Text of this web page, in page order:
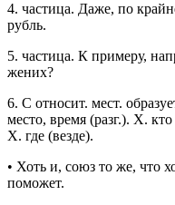
4. частица. Даже, по
рубль.
5. частица. К примеру,
жених?
6. С относит. мест.
место, время (разг.). Х. кто
Х. где (везде).
• Хоть и, союз то же, что
поможет.